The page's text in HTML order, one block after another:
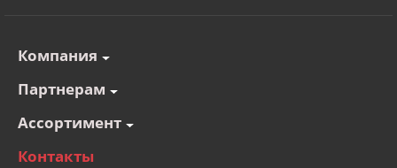
Компания
Партнерам
Ассортимент
Контакты